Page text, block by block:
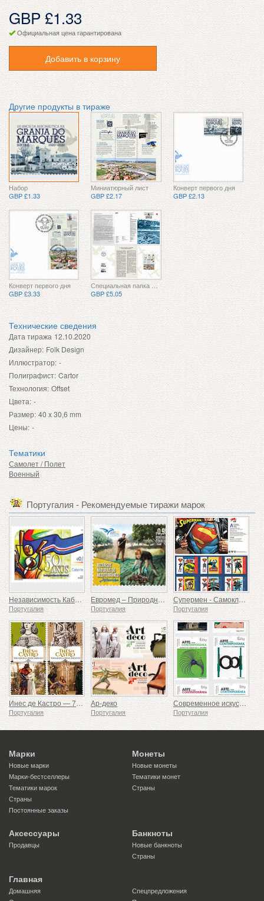
GBP £1.33
Официальная цена гарантирована
Добавить в корзину
Другие продукты в тираже
Набор
GBP £1.33
Миниатюрный лист
GBP £2.17
Конверт первого дня
GBP £2.13
Конверт первого дня
GBP £3.33
Специальная папка CTO
GBP £5.05
Технические сведения
Дата тиража 12.10.2020
Дизайнер: Folk Design
Иллюстратор: -
Полиграфист: Cartor
Технология: Offset
Цвета: -
Размер: 40 x 30,6 mm
Цены: -
Тематики
Самолет / Полет
Военный
Португалия - Рекомендуемые тиражи марок
Независимость Кабо-Верде — 50 лет
Португалия
Евромед – Природные ресурсы Средиземноморья
Португалия
Супермен - Самоклеящиеся штампы
Португалия
Инес де Кастро — 700-летие со дня рождения
Португалия
Ар-деко
Португалия
Современное искусство Португалии - 2-я серия
Португалия
Марки
Новые марки
Марки-бестселлеры
Тематики марок
Страны
Постоянные заказы
Монеты
Новые монеты
Тематики монет
Страны
Аксессуары
Продавцы
Банкноты
Новые банкноты
Страны
Главная
Домашняя
Спецпредложения